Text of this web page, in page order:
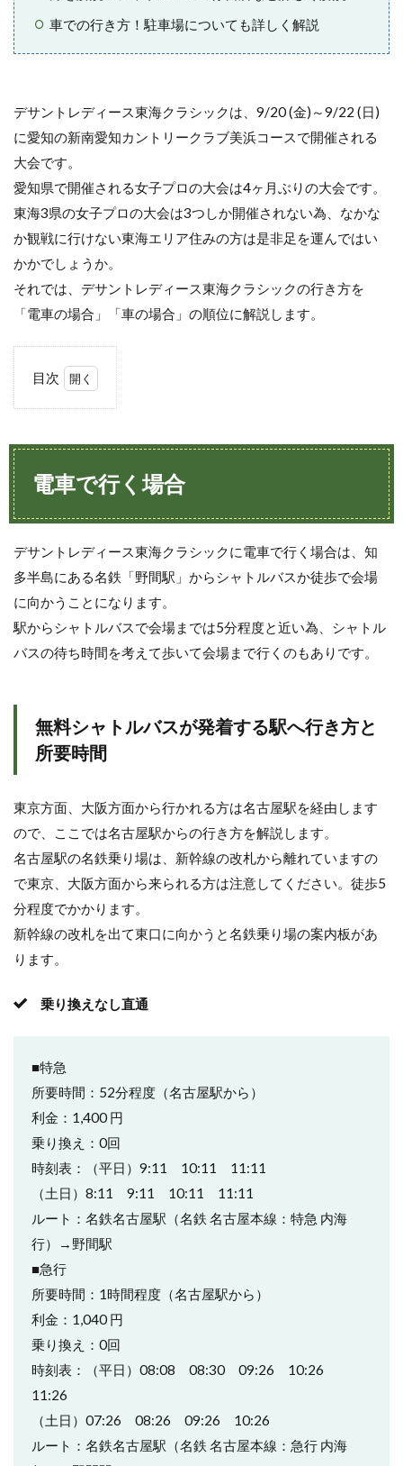
車での行き方！駐車場についても詳しく解説
デサントレディース東海クラシックは、9/20 (金)～9/22 (日)
に愛知の新南愛知カントリークラブ美浜コースで開催される
大会です。
愛知県で開催される女子プロの大会は4ヶ月ぶりの大会です。
東海3県の女子プロの大会は3つしか開催されない為、なかな
か観戦に行けない東海エリア住みの方は是非足を運んではい
かかでしょうか。
それでは、デサントレディース東海クラシックの行き方を
「電車の場合」「車の場合」の順位に解説します。
目次
で
行
く
合
2
車
行
く
合
電車で行く場合
デサントレディース東海クラシックに電車で行く場合は、知
多半島にある名鉄「野間駅」からシャトルバスか徒歩で会場
に向かうことになります。
駅からシャトルバスで会場までは5分程度と近い為、シャトル
バスの待ち時間を考えて歩いて会場まで行くのもありです。
無料シャトルバスが発着する駅へ行き方と
所要時間
東京方面、大阪方面から行かれる方は名古屋駅を経由します
ので、ここでは名古屋駅からの行き方を解説します。
名古屋駅の名鉄乗り場は、新幹線の改札から離れていますの
で東京、大阪方面から来られる方は注意してください。徒歩5
分程度でかかります。
新幹線の改札を出て東口に向かうと名鉄乗り場の案内板があ
ります。
乗り換えなし直通
■特急
所要時間：52分程度（名古屋駅から）
利金：1,400 円
乗り換え：0回
時刻表：（平日）9:11 10:11 11:11
（土日）8:11 9:11 10:11 11:11
ルート：名鉄名古屋駅（名鉄 名古屋本線：特急 内海
行）→野間駅
■急行
所要時間：1時間程度（名古屋駅から）
利金：1,040 円
乗り換え：0回
時刻表：（平日）08:08 08:30 09:26 10:26
11:26
（土日）07:26 08:26 09:26 10:26
ルート：名鉄名古屋駅（名鉄 名古屋本線：急行 内海